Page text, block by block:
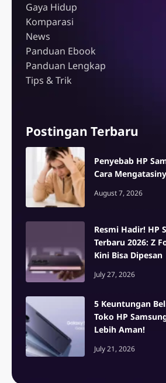
Gaya Hidup
Komparasi
News
Panduan Ebook
Panduan Lengkap
Tips & Trik
Postingan Terbaru
Penyebab HP
Cara
August 7, 2026
Resmi Hadir! HP
Terbaru 2026: Z
Kini Bisa Dipesan
July 27, 2026
5 Keuntungan
Toko HP
Lebih Aman!
July 21, 2026